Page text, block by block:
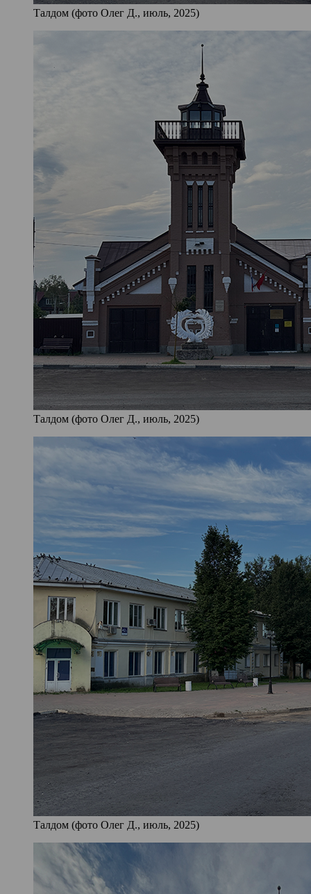
Талдом (фото Олег Д., июль, 2025)
Талдом (фото Олег Д., июль, 2025)
Талдом (фото Олег Д., июль, 2025)